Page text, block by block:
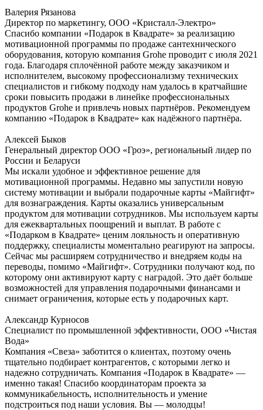
Валерия Рязанова
Директор по маркетингу, ООО «Кристалл-Электро»
Спасибо компании «Подарок в Квадрате» за реализацию
мотивационной программы по продаже сантехнического
оборудования, которую компания Grohe проводит с июля 2021
года. Благодаря сплочённой работе между заказчиком и
исполнителем, высокому профессионализму технических
специалистов и гибкому подходу нам удалось в кратчайшие
сроки повысить продажи в линейке профессиональных
продуктов Grohe и привлечь новых партнёров. Рекомендуем
компанию «Подарок в Квадрате» как надёжного партнёра.
Алексей Быков
Генеральный директор ООО «Гроэ», региональный лидер по
России и Беларуси
Мы искали удобное и эффективное решение для
мотивационной программы. Недавно мы запустили новую
систему мотивации и выбрали подарочные карты «Майгифт»
для вознаграждения. Карты оказались универсальным
продуктом для мотивации сотрудников. Мы используем карты
для ежеквартальных поощрений и выплат. В работе с
«Подарком в Квадрате» ценим лояльность и оперативную
поддержку, специалисты моментально реагируют на запросы.
Сейчас мы расширяем сотрудничество и внедряем коды на
переводы, помимо «Майгифт». Сотрудники получают код, по
которому они активируют карту с наградой. Это даёт больше
возможностей для управления подарочными финансами и
снимает ограничения, которые есть у подарочных карт.
Александр Курносов
Специалист по промышленной эффективности, ООО «Чистая
Вода»
Компания «Свеза» заботится о клиентах, поэтому очень
тщательно подбирает контрагентов, с которыми легко и
надежно сотрудничать. Компания «Подарок в Квадрате» —
именно такая! Спасибо координаторам проекта за
коммуникабельность, исполнительность и умение
подстроиться под наши условия. Вы — молодцы!